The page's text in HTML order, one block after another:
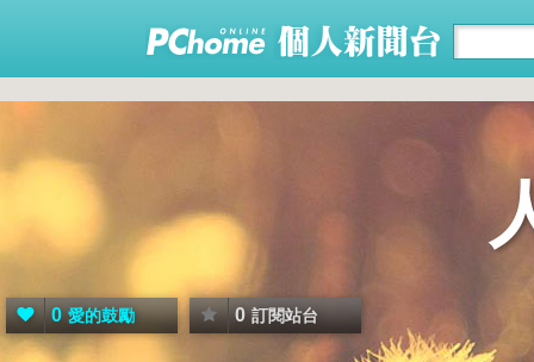
0 愛的鼓勵 0 訂閱站台